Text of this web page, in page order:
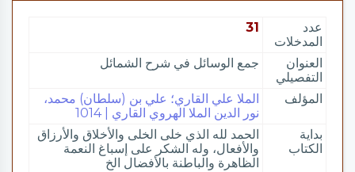
عدد
المدخلات
31
العنوان
التفصيلي
جمع الوسائل في شرح الشمائل
المؤلف
الملا علي القاري؛ علي بن (سلطان) محمد،
نور الدين الملا الهروي القاري | 1014
بداية
الكتاب
الحمد لله الذي خلى الخلى والأخلاق والأرزاق
والأفعال، وله الشكر على إسباغ النعمة
الظاهرة والباطنة بالأفضال الخ